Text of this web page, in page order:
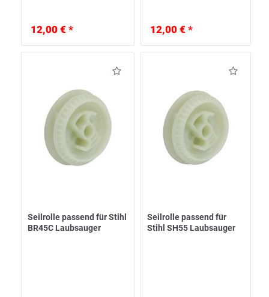
12,00 € * 12,00 € *
Seilrolle passend für Stihl
BR45C Laubsauger
Seilrolle passend für
Stihl SH55 Laubsauger